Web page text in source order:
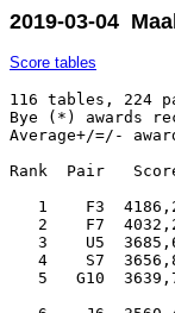
2019-03-04
Score tables
116 tables, 224 pairs, 8 phantom pair. Number of boards: 24. Average: 2760,0. 
Bye (*) awards recorded percentage. 
Average+/=/- awards at least 60 / exactly 50 / at most 40 %.

Rank  Pair   Score       %  Name                                                M-ID    Club                             

   1    F3  4186,2    75,8  Teija Tuomi - Timo Halttunen                     1809 1447  Akaan Bk                         
   2    F7  4032,2    73,0  Vilma Noponen - Kari Noponen                     1093 1092  Akaan Bk - B-19                  
   3    U5  3685,6 *  66,8  Erkki Juuri-Oja - Pirjo Juuri-Oja                1317 1316  Kotkan Bk                        
   4    S7  3656,8    66,2  Kirsi Vesterinen - Juha Saarikoski               1794 1469  Porvoon Bk - Savuton             
   5   G10  3639,7    65,9  Marko Tallgren - Kimmo Jokivuori                 2888 1559  Rauman Bk - Porin Bk             

   6    J6  3560,4    64,5  Regina Forssten - Sven Löf                       2266 1407  Ekenäs Bk                        
   7   D10  3450,0 *  62,5  Timo Mäkelä - Peter Soinu                        1319 2940  Salon Bk                         
   8    L1  3441,4    62,3  Markku Levomäki - Ilkka Uimonen                  1838 1129  Lappeenrannan Bk                 
   9    H6  3422,1    62,0  Matti Hanski - Roope Rönkkö                      1005 1058  KuBK                             
  10   T11  3405,8    61,7  Tom_K Backman - Vesa Pohja                       1982 1458  Vasa Bk  - Vaasan Trikkikerho    

  11    A8  3378,6 *  61,2  Urpo Sairanen - Kaarle Walden                    1331 1112  B-55                             
  12   D13  3367,9    61,0  Janne Holmqvist - Kimmo Kanerva                  1387 1386  Salon Bk                         
  13    C3  3360,9    60,9  Kurt Graeffe - Anton Partanen                    2065 2039  AV - Ei SBL:n jäsen              
  14    E7  3359,1    60,9  Marko Ketola - Pasi Suominen                     1588 1041  Tampereen Bk - Tammerbridge      
  15    V3  3356,8 *  60,8  Matti Tapaninen - Juha Luostarinen               2013 1009